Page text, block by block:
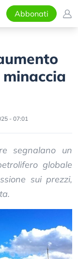
Abbonati
- 07:01
segnalano un
globale
sui prezzi,